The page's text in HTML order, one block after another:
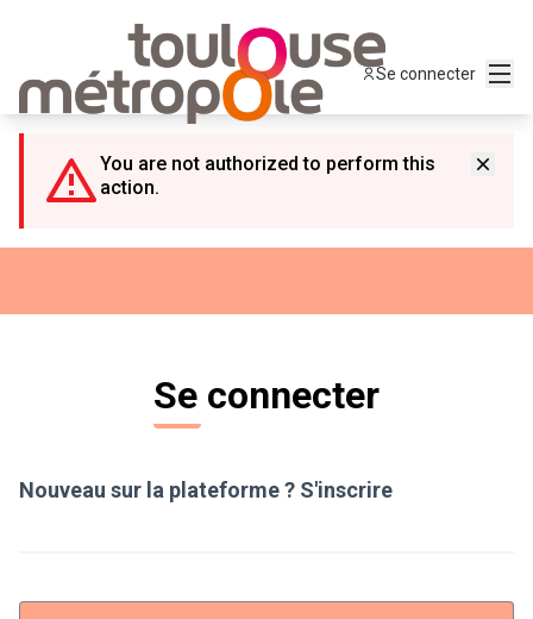
Se connecter
You are not authorized to perform this
action.
Se connecter
Nouveau sur la plateforme ? S'inscrire